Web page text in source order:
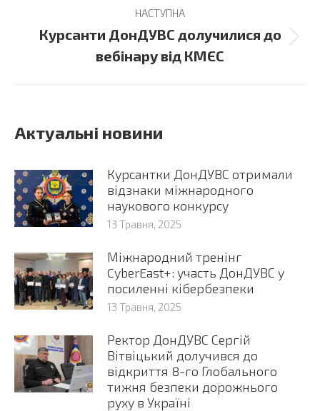
НАСТУПНА
Next
post:
Курсанти ДонДУВС долучилися до
вебінару від КМЄС
Актуальні новини
Курсантки ДонДУВС отримали
відзнаки міжнародного
наукового конкурсу
13 Травня, 2025
Міжнародний тренінг
CyberEast+: участь ДонДУВС у
посиленні кібербезпеки
13 Травня, 2025
Ректор ДонДУВС Сергій
Вітвіцький долучився до
відкриття 8-го Глобального
тижня безпеки дорожнього
руху в Україні